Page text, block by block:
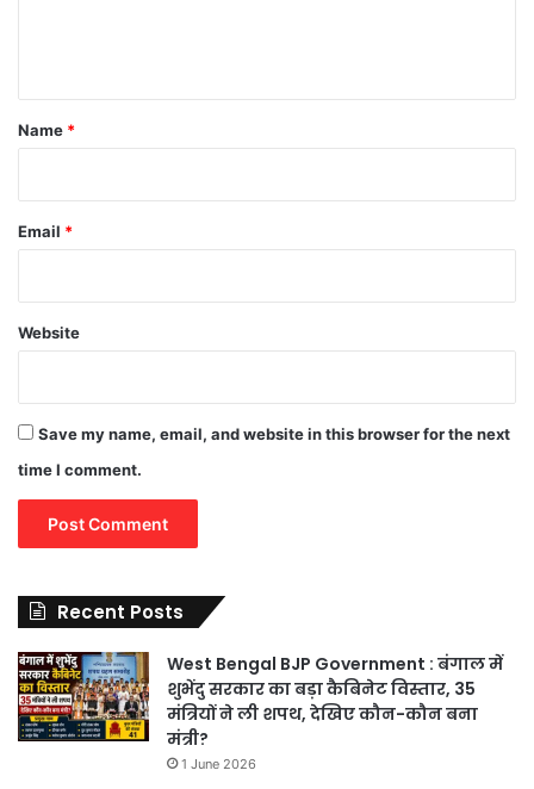
*
Name *
Email *
Website
Save my name, email, and website in this browser for the next
time I comment.
Recent Posts
West Bengal BJP Government : बंगाल में
शुभेंदु सरकार का बड़ा कैबिनेट विस्तार, 35
मंत्रियों ने ली शपथ, देखिए कौन-कौन बना
मंत्री?
1 June 2026